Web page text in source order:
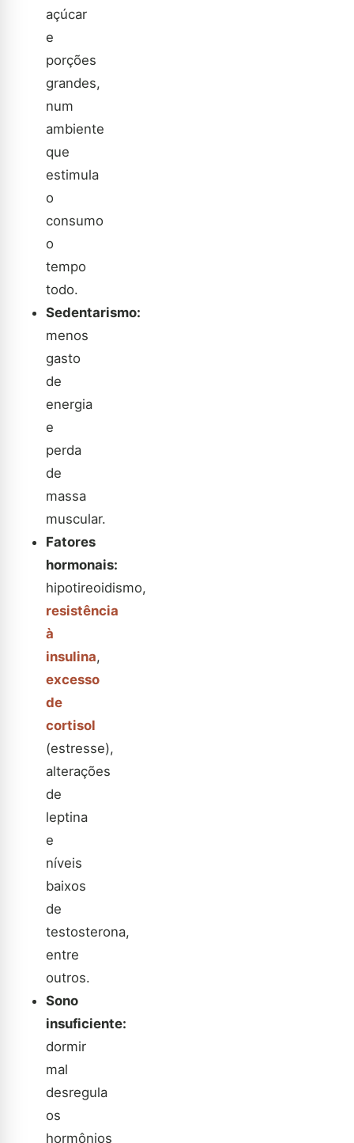
açúcar
e
porções
grandes,
num
ambiente
que
estimula
o
consumo
o
tempo
todo.
Sedentarismo:
menos
gasto
de
energia
e
perda
de
massa
muscular.
Fatores
hormonais:
hipotireoidismo,
resistência
à
insulina,
excesso
de
cortisol
(estresse),
alterações
de
leptina
e
níveis
baixos
de
testosterona,
entre
outros.
Sono
insuficiente:
dormir
mal
desregula
os
hormônios